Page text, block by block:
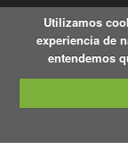
Utilizamos
experiencia de
entendemos